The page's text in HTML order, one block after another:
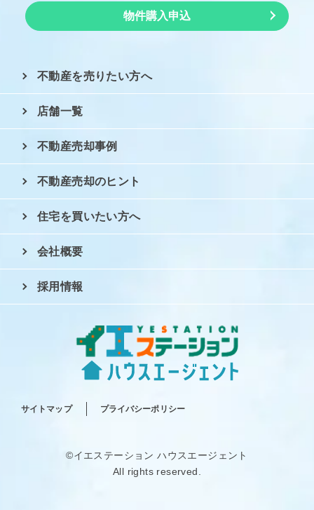
物件購入申込
サイトマップ プライバシーポリシー
不動産を売りたい方へ
店舗一覧
不動産売却事例
不動産売却のヒント
住宅を買いたい方へ
会社概要
採用情報
©イエステーション ハウスエージェント
All rights reserved.